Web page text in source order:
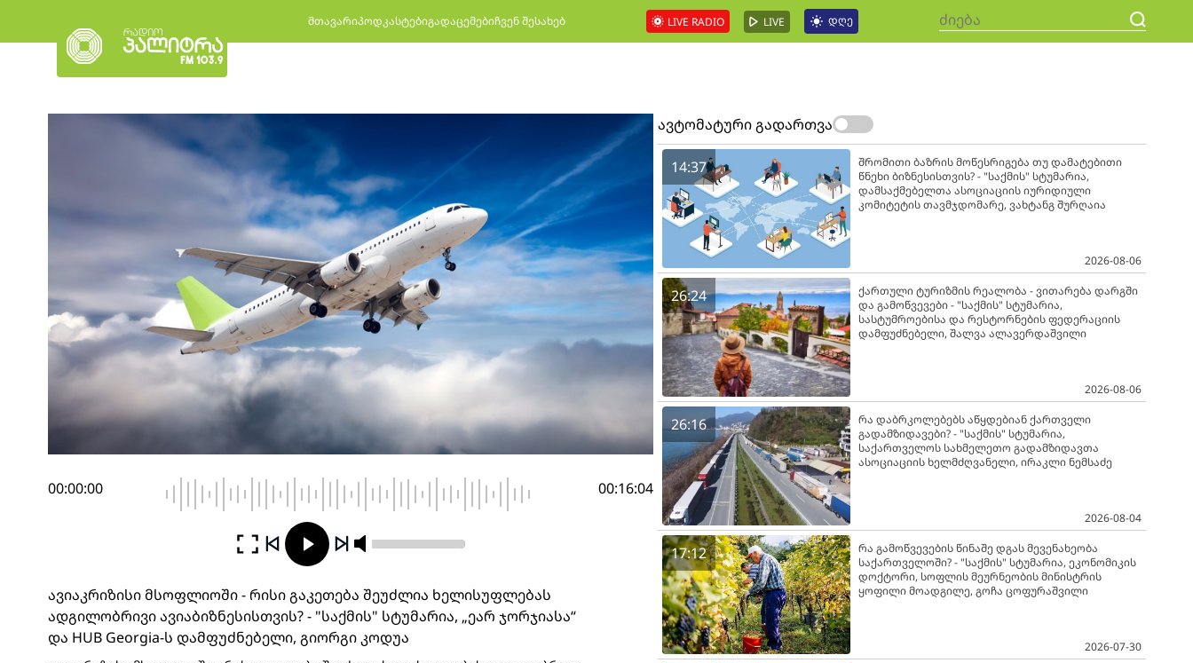
მთავარიპოდკასტებიგადაცემებიჩვენ შესახებ LIVE RADIO LIVE დღე
00:00:00 00:16:04
ავიაკრიზისი მსოფლიოში - რისი გაკეთება შეუძლია ხელისუფლებას
ადგილობრივი ავიაბიზნესისთვის? - "საქმის" სტუმარია, „ეარ ჯორჯიასა“
და HUB Georgia-ს დამფუძნებელი, გიორგი კოდუა
ავტომატური გადართვა
14:37
შრომითი ბაზრის მოწესრიგება თუ დამატებითი
წნეხი ბიზნესისთვის? - "საქმის" სტუმარია,
დამსაქმებელთა ასოციაციის იურიდიული
კომიტეტის თავმჯდომარე, ვახტანგ შურღაია
2026-08-06
26:24
ქართული ტურიზმის რეალობა - ვითარება დარგში
და გამოწვევები - "საქმის" სტუმარია,
სასტუმროებისა და რესტორნების ფედერაციის
დამფუძნებელი, შალვა ალავერდაშვილი
2026-08-06
26:16
რა დაბრკოლებებს აწყდებიან ქართველი
გადამზიდავები? - "საქმის" სტუმარია,
საქართველოს სახმელეთო გადამზიდავთა
ასოციაციის ხელმძღვანელი, ირაკლი ნემსაძე
2026-08-04
17:12
რა გამოწვევების წინაშე დგას მევენახეობა
საქართველოში? - "საქმის" სტუმარია, ეკონომიკის
დოქტორი, სოფლის მეურნეობის მინისტრის
ყოფილი მოადგილე, გოჩა ცოფურაშვილი
2026-07-30